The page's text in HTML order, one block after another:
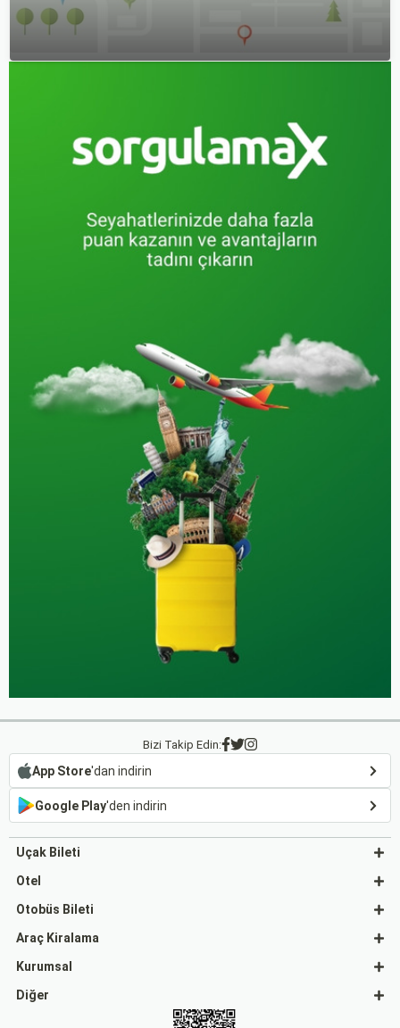
Bizi Takip Edin:
App Store'dan indirin
Google Play'den indirin
Uçak Bileti
Otel
Otobüs Bileti
Araç Kiralama
Kurumsal
Diğer